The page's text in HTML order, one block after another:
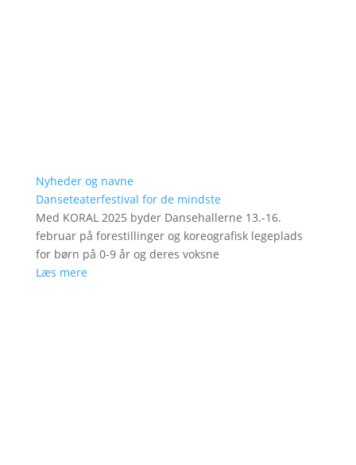
Nyheder og navne
Danseteaterfestival for de mindste
Med KORAL 2025 byder Dansehallerne 13.-16.
februar på forestillinger og koreografisk legeplads
for børn på 0-9 år og deres voksne
Læs mere